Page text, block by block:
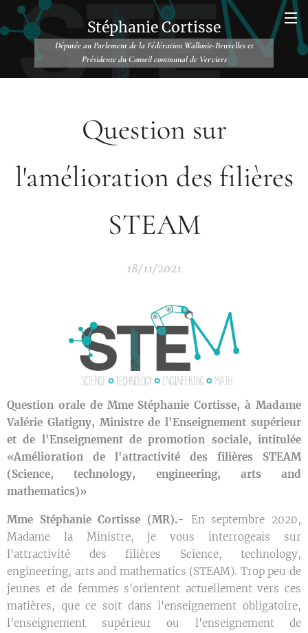
Stéphanie Cortisse
Députée au Parlement de la Fédération Wallonie-Bruxelles et
Présidente du Conseil communal de Verviers
Question sur
l'amélioration des filières
STEAM
18/11/2021
Question orale de Mme Stéphanie Cortisse, à Madame
Valérie Glatigny, Ministre de l'Enseignement supérieur
et de l'Enseignement de promotion sociale, intitulée
«Amélioration de l'attractivité des filières STEAM
(Science, technology, engineering, arts and
mathematics)»
Mme Stéphanie Cortisse (MR).-
En septembre 2020,
Madame la Ministre, je vous interrogeais sur
l'attractivité des filières Science, technology,
engineering, arts and mathematics (STEAM). Trop peu de
jeunes et de femmes s'orientent actuellement vers ces
matières, que ce soit dans l'enseignement obligatoire,
l'enseignement supérieur ou l'enseignement de